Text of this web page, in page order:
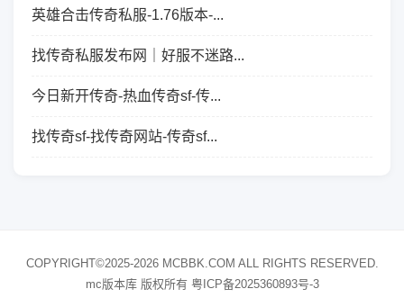
英雄合击传奇私服-1.76版本-...
找传奇私服发布网｜好服不迷路...
今日新开传奇-热血传奇sf-传...
找传奇sf-找传奇网站-传奇sf...
COPYRIGHT©2025-2026 MCBBK.COM ALL RIGHTS RESERVED.
mc版本库 版权所有 粤ICP备2025360893号-3